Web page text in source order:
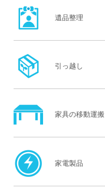
遺品整理
引っ越し
家具の移動運搬
家電製品